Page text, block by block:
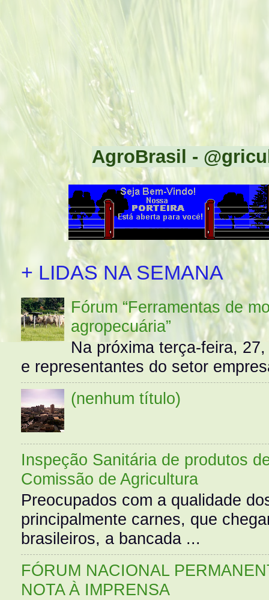
AgroBrasil -
+ LIDAS NA SEMANA
Fórum “Ferramentas de
agropecuária”
Na próxima terça-feira,
e representantes do setor
(nenhum título)
Inspeção Sanitária de produtos
Comissão de Agricultura
Preocupados com a qualidade
principalmente carnes, que
brasileiros, a bancada ...
FÓRUM NACIONAL
NOTA À IMPRENSA